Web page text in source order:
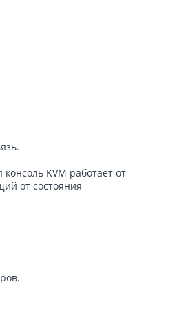
KVM работает от
от состояния